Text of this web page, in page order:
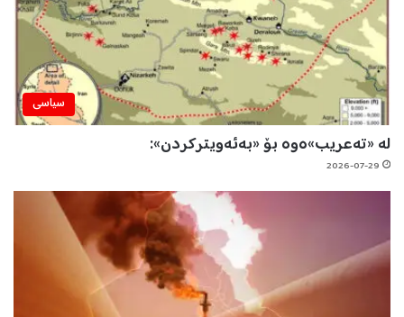
سیاسی
لە «تەعریب»ەوە بۆ «بەئەویترکردن»:
2026-07-29